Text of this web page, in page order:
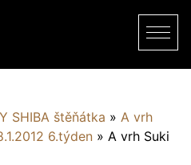
SHIBA štěňátka » A vrh
6.týden » A vrh Suki